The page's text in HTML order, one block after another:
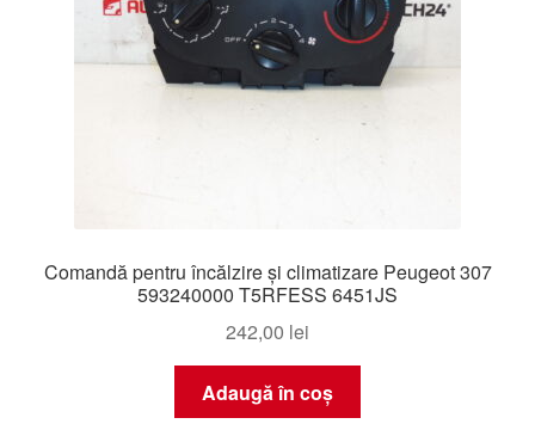
Comandă pentru încălzire și climatizare Peugeot 307
593240000 T5RFESS 6451JS
242,00 lei
Adaugă în coș